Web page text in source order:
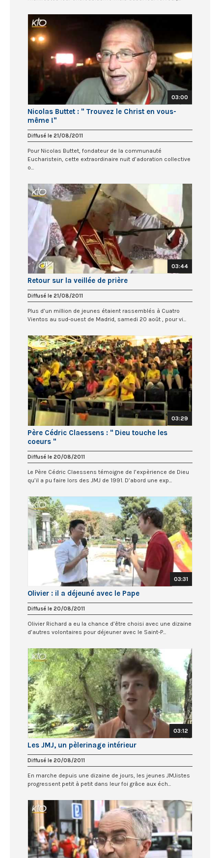
03:00
Nicolas Buttet : " Trouvez le Christ en vous-
même !"
Diffusé le 21/08/2011
Pour Nicolas Buttet, fondateur de la communauté
Eucharistein, cette extraordinaire nuit d’adoration collective
o...
03:44
Retour sur la veillée de prière
Diffusé le 21/08/2011
Plus d’un million de jeunes étaient rassemblés à Cuatro
Vientos au sud-ouest de Madrid, samedi 20 août , pour vi...
03:29
Père Cédric Claessens : " Dieu touche les
coeurs "
Diffusé le 20/08/2011
Le Père Cédric Claessens témoigne de l’expèrience de Dieu
qu’il a pu faire lors des JMJ de 1991. D’abord une exp...
03:31
Olivier : il a déjeuné avec le Pape
Diffusé le 20/08/2011
Olivier Richard a eu la chance d’être choisi avec une dizaine
d’autres volontaires pour déjeuner avec le Saint-P...
03:12
Les JMJ, un pèlerinage intérieur
Diffusé le 20/08/2011
En marche depuis une dizaine de jours, les jeunes JMJistes
progressent petit à petit dans leur foi grâce aux éch...